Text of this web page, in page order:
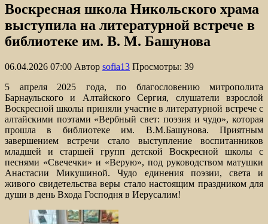
Воскресная школа Никольского храма
выступила на литературной встрече в
библиотеке им. В. М. Башунова
06.04.2026 07:00 Автор sofia13 Просмотры: 39
5 апреля 2025 года, по благословению митрополита
Барнаульского и Алтайского Сергия, слушатели взрослой
Воскресной школы приняли участие в литературной встрече с
алтайскими поэтами «Вербный свет: поэзия и чудо», которая
прошла в библиотеке им. В.М.Башунова. Приятным
завершением встречи стало выступление воспитанников
младшей и старшей групп детской Воскресной школы с
песнями «Свечечки» и «Верую», под руководством матушки
Анастасии Микушиной. Чудо единения поэзии, света и
живого свидетельства веры стало настоящим праздником для
души в день Входа Господня в Иерусалим!